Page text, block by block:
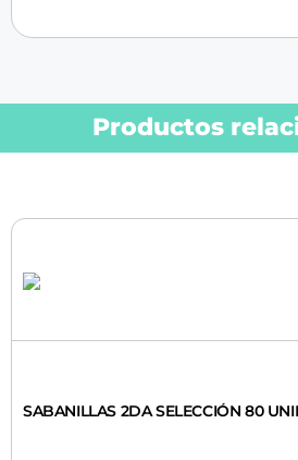
Productos
SABANILLAS 2DA SELECCIÓN 80